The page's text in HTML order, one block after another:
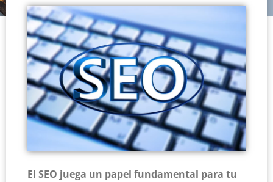
El SEO juega un papel fundamental para tu